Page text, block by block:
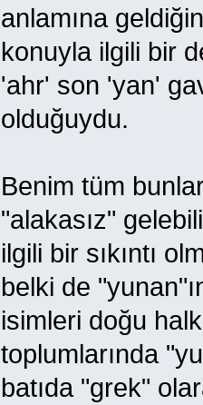
anlamına
konuyla ilgili bir
'ahr' son 'yan'
olduğuydu.
Benim tüm
"alakasız"
ilgili bir sıkıntı
belki de
isimleri doğu
toplumlarında
batıda "grek"